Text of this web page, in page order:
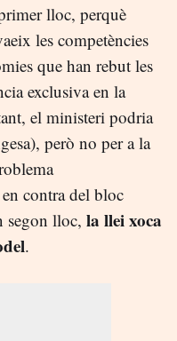
lloc, perquè
les competències
que han rebut les
exclusiva en la
el ministeri podria
però no per a la
contra del bloc
segon lloc, la llei xoca
.